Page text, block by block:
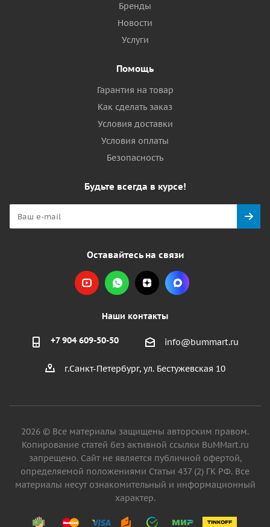
Бренды
Новости
Услуги
Помощь
Гарантия на товар
Как сделать заказ
Условия доставки
Условия оплаты
Безопасность
Будьте всегда в курсе!
Оставайтесь на связи
Наши контакты
+7 904 609-50-50 info@bummart.ru
г.Санкт-Петербург, ул. Бестужевская 10
2026 © Все материалы защищены авторским правом.
Копирование статей без активной ссылки BuMMart.ru
запрещено. Сайт не является публичной офертой,
определяемой положениями Статьи 437 (2) ГК РФ. Все
материалы несут ознакомительный и информационный
характер.